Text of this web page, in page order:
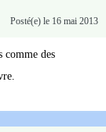
Posté(e) le 16 mai 2013
comme des